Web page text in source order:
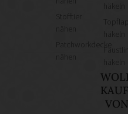
Stofftier
Patchworkdecke
häkeln
häkeln
häkeln